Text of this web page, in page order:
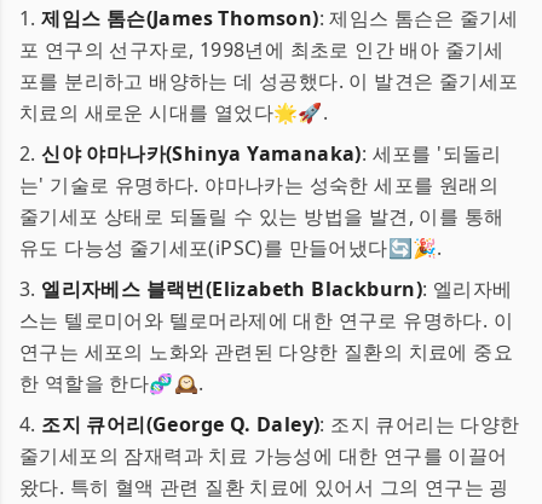
1.제임스 톰슨(James Thomson): 제임스 톰슨은 줄기세
포 연구의 선구자로, 1998년에 최초로 인간 배아 줄기세
포를 분리하고 배양하는 데 성공했다. 이 발견은 줄기세포
치료의 새로운 시대를 열었다🌟🚀.
2.신야 야마나카(Shinya Yamanaka): 세포를 '되돌리
는' 기술로 유명하다. 야마나카는 성숙한 세포를 원래의
줄기세포 상태로 되돌릴 수 있는 방법을 발견, 이를 통해
유도 다능성 줄기세포(iPSC)를 만들어냈다🔄🎉.
3. 엘리자베스 블랙번(Elizabeth Blackburn): 엘리자베
스는 텔로미어와 텔로머라제에 대한 연구로 유명하다. 이
연구는 세포의 노화와 관련된 다양한 질환의 치료에 중요
한 역할을 한다🧬🕰.
4. 조지 큐어리(George Q. Daley): 조지 큐어리는 다양한
줄기세포의 잠재력과 치료 가능성에 대한 연구를 이끌어
왔다. 특히 혈액 관련 질환 치료에 있어서 그의 연구는 굉